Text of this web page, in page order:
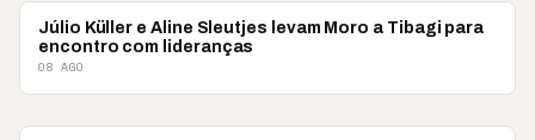
POLÍTICA
Júlio Küller e Aline Sleutjes levam Moro a Tibagi para
encontro com lideranças
08 AGO